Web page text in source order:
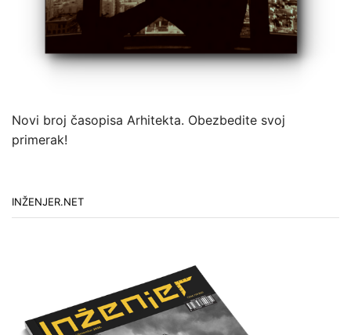
Novi broj časopisa Arhitekta. Obezbedite svoj
primerak!
INŽENJER.NET